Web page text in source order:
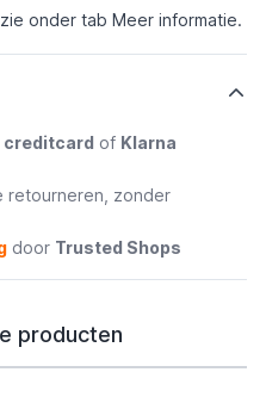
onder tab Meer informatie.
creditcard of Klarna
retourneren, zonder
door Trusted Shops
producten